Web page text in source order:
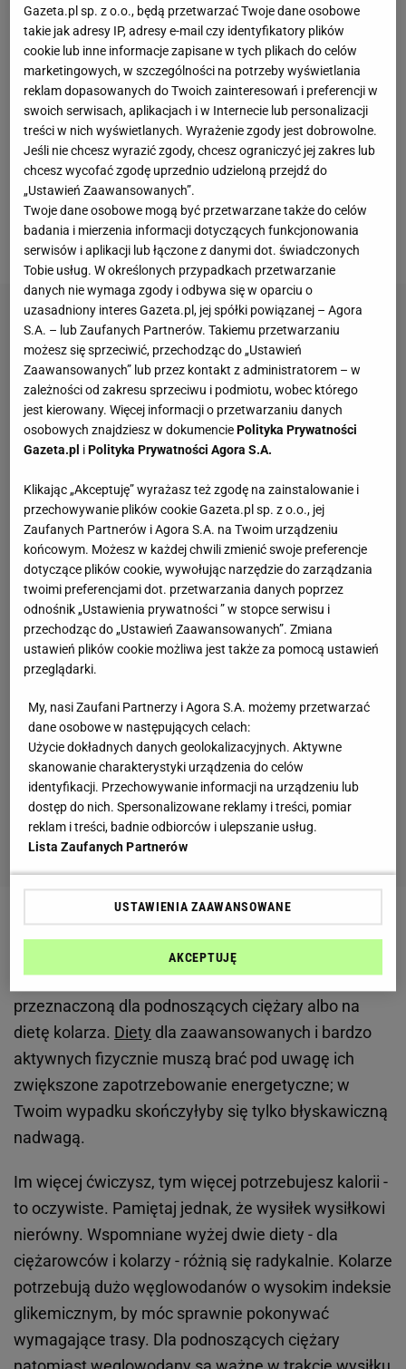
Kilokalorie, czasem zwane też po prostukaloriami
albo oznaczane jako "kcal", to miara energii, jaką
nasz organizm otrzyma po spożyciu danego
produktu żywnościowego. Ilość kalorii, jakich
potrzebuje nasz organizm zależna jest od tego, jak
wiele energii zużywa on na swoje funkcjonowanie.
Osoby wyższe zużyją jej więcej niż niższe, tak jak
aktywne więcej niż te prowadzące siedzący tryb
życia.
Jeśli więc szukaszdietytreningowej, chociaż Twój
trening sprowadza się do pół godziny lekkich
ćwiczeń raz w tygodniu, nie decyduj się na dietę
przeznaczoną dla podnoszących ciężary albo na
dietę kolarza. Diety dla zaawansowanych i bardzo
aktywnych fizycznie muszą brać pod uwagę ich
zwiększone zapotrzebowanie energetyczne; w
Twoim wypadku skończyłyby się tylko błyskawiczną
nadwagą.
Im więcej ćwiczysz, tym więcej potrzebujesz kalorii -
to oczywiste. Pamiętaj jednak, że wysiłek wysiłkowi
nierówny. Wspomniane wyżej dwie diety - dla
ciężarowców i kolarzy - różnią się radykalnie. Kolarze
potrzebują dużo węglowodanów o wysokim indeksie
glikemicznym, by móc sprawnie pokonywać
wymagające trasy. Dla podnoszących ciężary
Gazeta.pl sp. z o.o., będą przetwarzać Twoje dane osobowe
takie jak adresy IP, adresy e-mail czy identyfikatory plików
cookie lub inne informacje zapisane w tych plikach do celów
marketingowych, w szczególności na potrzeby wyświetlania
reklam dopasowanych do Twoich zainteresowań i preferencji w
swoich serwisach, aplikacjach i w Internecie lub personalizacji
treści w nich wyświetlanych. Wyrażenie zgody jest dobrowolne.
Jeśli nie chcesz wyrazić zgody, chcesz ograniczyć jej zakres lub
chcesz wycofać zgodę uprzednio udzieloną przejdź do
„Ustawień Zaawansowanych”.
Twoje dane osobowe mogą być przetwarzane także do celów
badania i mierzenia informacji dotyczących funkcjonowania
serwisów i aplikacji lub łączone z danymi dot. świadczonych
Tobie usług. W określonych przypadkach przetwarzanie
danych nie wymaga zgody i odbywa się w oparciu o
uzasadniony interes Gazeta.pl, jej spółki powiązanej – Agora
S.A. – lub Zaufanych Partnerów. Takiemu przetwarzaniu
możesz się sprzeciwić, przechodząc do „Ustawień
Zaawansowanych” lub przez kontakt z administratorem – w
zależności od zakresu sprzeciwu i podmiotu, wobec którego
jest kierowany. Więcej informacji o przetwarzaniu danych
osobowych znajdziesz w dokumenciePolityka Prywatności
Gazeta.pl iPolityka Prywatności Agora S.A.
Klikając „Akceptuję” wyrażasz też zgodę na zainstalowanie i
przechowywanie plików cookie Gazeta.pl sp. z o.o., jej
Zaufanych Partnerów i Agora S.A. na Twoim urządzeniu
końcowym. Możesz w każdej chwili zmienić swoje preferencje
dotyczące plików cookie, wywołując narzędzie do zarządzania
twoimi preferencjami dot. przetwarzania danych poprzez
odnośnik „Ustawienia prywatności ” w stopce serwisu i
przechodząc do „Ustawień Zaawansowanych”. Zmiana
ustawień plików cookie możliwa jest także za pomocą ustawień
przeglądarki.
My, nasi Zaufani Partnerzy i Agora S.A. możemy przetwarzać
dane osobowe w następujących celach:
Użycie dokładnych danych geolokalizacyjnych. Aktywne
skanowanie charakterystyki urządzenia do celów
identyfikacji. Przechowywanie informacji na urządzeniu lub
dostęp do nich. Spersonalizowane reklamy i treści, pomiar
reklam i treści, badnie odbiorców i ulepszanie usług.
Lista Zaufanych Partnerów
USTAWIENIA ZAAWANSOWANE
AKCEPTUJĘ